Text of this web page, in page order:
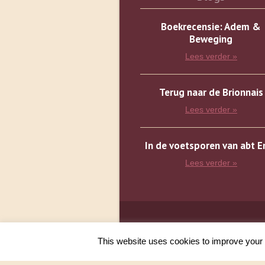
Boekrecensie: Adem &
Beweging
Lees verder »
Terug naar de Brionnais
Lees verder »
In de voetsporen van abt
Lees verder »
This website uses cookies to improve